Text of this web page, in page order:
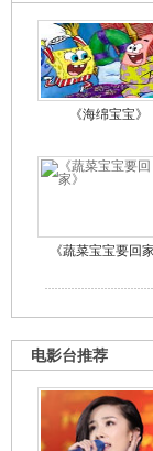
《海绵宝宝》
《蔬菜宝宝要回家
电影台推荐